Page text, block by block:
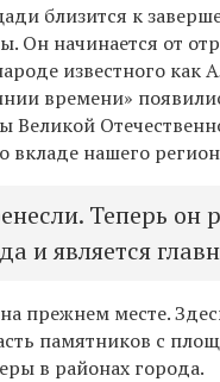
близится к
Он начинается от
известного
времени»
Великой
вкладе нашего
Теперь он
и является
прежнем месте.
памятников с
в районах города.